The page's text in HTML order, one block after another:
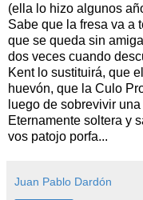
(ella lo hizo algunos
Sabe que la fresa va a
que se queda sin
dos veces cuando
Kent lo sustituirá, que
huevón, que la Culo
luego de sobrevivir
Eternamente soltera y
vos patojo porfa...
Juan Pablo Dardón